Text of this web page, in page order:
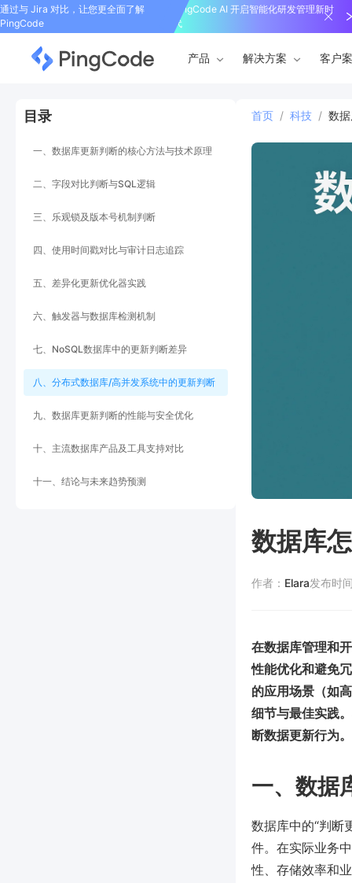
通过与 Jira 对比，让您更全面了解
PingCode
PingCode AI 开启智能化研发管理新时
代
产品 解决方案 客户
目录
一、数据库更新判断的核心方法与技术原理
二、字段对比判断与SQL逻辑
三、乐观锁及版本号机制判断
四、使用时间戳对比与审计日志追踪
五、差异化更新优化器实践
六、触发器与数据库检测机制
七、NoSQL数据库中的更新判断差异
八、分布式数据库/高并发系统中的更新判断
九、数据库更新判断的性能与安全优化
十、主流数据库产品及工具支持对比
十一、结论与未来趋势预测
首页 / 科技 / 数
数据库
作者： Elara发布时
在数据库管理和
性能优化和避免
的应用场景（如
细节与最佳实践
断数据更新行为。
一、数据
数据库中的“判断
件。在实际业务
性、存储效率和